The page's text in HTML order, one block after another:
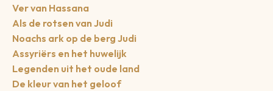
Ver van Hassana
Als de rotsen van Judi
Noachs ark op de berg Judi
Assyriërs en het huwelijk
Legenden uit het oude land
De kleur van het geloof